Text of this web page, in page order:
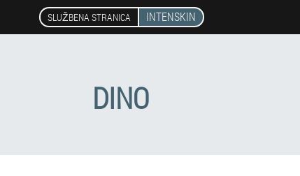
SLUŽBENA STRANICA INTENSKIN
DINO